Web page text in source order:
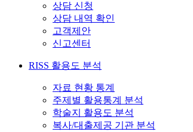
상담 신청
상담 내역 확인
고객제안
신고센터
RISS 활용도 분석
자료 현황 통계
주제별 활용통계 분석
학술지 활용도 분석
복사/대출제공 기관 분석